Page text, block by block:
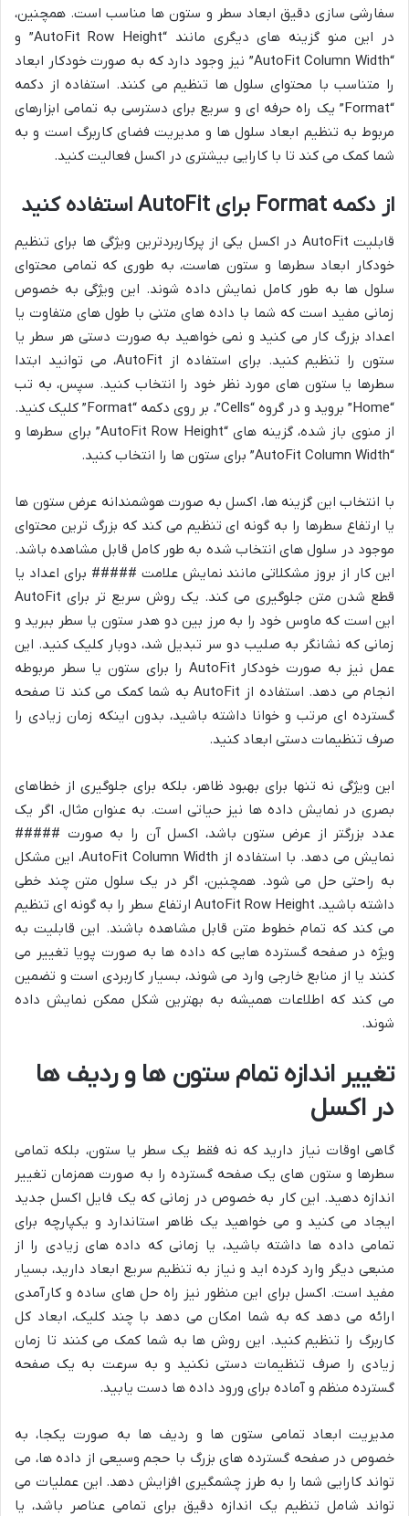
سفارشی سازی دقیق ابعاد سطر و ستون ها مناسب است. همچنین،
در این منو گزینه های دیگری مانند “AutoFit Row Height” و
“AutoFit Column Width” نیز وجود دارد که به صورت خودکار ابعاد
را متناسب با محتوای سلول ها تنظیم می کنند. استفاده از دکمه
“Format” یک راه حرفه ای و سریع برای دسترسی به تمامی ابزارهای
مربوط به تنظیم ابعاد سلول ها و مدیریت فضای کاربرگ است و به
شما کمک می کند تا با کارایی بیشتری در اکسل فعالیت کنید.
از دکمه Format برای AutoFit استفاده کنید
قابلیت AutoFit در اکسل یکی از پرکاربردترین ویژگی ها برای تنظیم
خودکار ابعاد سطرها و ستون هاست، به طوری که تمامی محتوای
سلول ها به طور کامل نمایش داده شوند. این ویژگی به خصوص
زمانی مفید است که شما با داده های متنی با طول های متفاوت یا
اعداد بزرگ کار می کنید و نمی خواهید به صورت دستی هر سطر یا
ستون را تنظیم کنید. برای استفاده از AutoFit، می توانید ابتدا
سطرها یا ستون های مورد نظر خود را انتخاب کنید. سپس، به تب
“Home” بروید و در گروه “Cells”، بر روی دکمه “Format” کلیک کنید.
از منوی باز شده، گزینه های “AutoFit Row Height” برای سطرها و
“AutoFit Column Width” برای ستون ها را انتخاب کنید.
با انتخاب این گزینه ها، اکسل به صورت هوشمندانه عرض ستون ها
یا ارتفاع سطرها را به گونه ای تنظیم می کند که بزرگ ترین محتوای
موجود در سلول های انتخاب شده به طور کامل قابل مشاهده باشد.
این کار از بروز مشکلاتی مانند نمایش علامت ##### برای اعداد یا
قطع شدن متن جلوگیری می کند. یک روش سریع تر برای AutoFit
این است که ماوس خود را به مرز بین دو هدر ستون یا سطر ببرید و
زمانی که نشانگر به صلیب دو سر تبدیل شد، دوبار کلیک کنید. این
عمل نیز به صورت خودکار AutoFit را برای ستون یا سطر مربوطه
انجام می دهد. استفاده از AutoFit به شما کمک می کند تا صفحه
گسترده ای مرتب و خوانا داشته باشید، بدون اینکه زمان زیادی را
صرف تنظیمات دستی ابعاد کنید.
این ویژگی نه تنها برای بهبود ظاهر، بلکه برای جلوگیری از خطاهای
بصری در نمایش داده ها نیز حیاتی است. به عنوان مثال، اگر یک
عدد بزرگتر از عرض ستون باشد، اکسل آن را به صورت #####
نمایش می دهد. با استفاده از AutoFit Column Width، این مشکل
به راحتی حل می شود. همچنین، اگر در یک سلول متن چند خطی
داشته باشید، AutoFit Row Height ارتفاع سطر را به گونه ای تنظیم
می کند که تمام خطوط متن قابل مشاهده باشند. این قابلیت به
ویژه در صفحه گسترده هایی که داده ها به صورت پویا تغییر می
کنند یا از منابع خارجی وارد می شوند، بسیار کاربردی است و تضمین
می کند که اطلاعات همیشه به بهترین شکل ممکن نمایش داده
شوند.
تغییر اندازه تمام ستون ها و ردیف ها
در اکسل
گاهی اوقات نیاز دارید که نه فقط یک سطر یا ستون، بلکه تمامی
سطرها و ستون های یک صفحه گسترده را به صورت همزمان تغییر
اندازه دهید. این کار به خصوص در زمانی که یک فایل اکسل جدید
ایجاد می کنید و می خواهید یک ظاهر استاندارد و یکپارچه برای
تمامی داده ها داشته باشید، یا زمانی که داده های زیادی را از
منبعی دیگر وارد کرده اید و نیاز به تنظیم سریع ابعاد دارید، بسیار
مفید است. اکسل برای این منظور نیز راه حل های ساده و کارآمدی
ارائه می دهد که به شما امکان می دهد با چند کلیک، ابعاد کل
کاربرگ را تنظیم کنید. این روش ها به شما کمک می کنند تا زمان
زیادی را صرف تنظیمات دستی نکنید و به سرعت به یک صفحه
گسترده منظم و آماده برای ورود داده ها دست یابید.
مدیریت ابعاد تمامی ستون ها و ردیف ها به صورت یکجا، به
خصوص در صفحه گسترده های بزرگ با حجم وسیعی از داده ها، می
تواند کارایی شما را به طرز چشمگیری افزایش دهد. این عملیات می
تواند شامل تنظیم یک اندازه دقیق برای تمامی عناصر باشد، یا